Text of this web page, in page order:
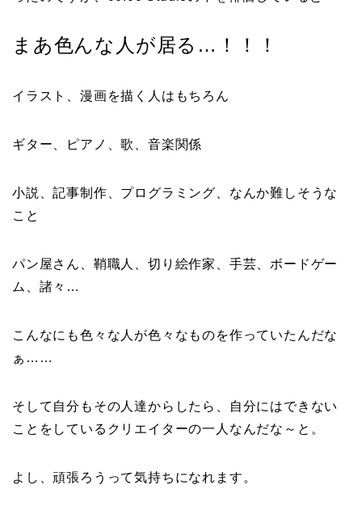
まあ色んな人が居る…！！！
イラスト、漫画を描く人はもちろん
ギター、ピアノ、歌、音楽関係
小説、記事制作、プログラミング、なんか難しそうな
こと
パン屋さん、鞘職人、切り絵作家、手芸、ボードゲー
ム、諸々…
こんなにも色々な人が色々なものを作っていたんだな
ぁ……
そして自分もその人達からしたら、自分にはできない
ことをしているクリエイターの一人なんだな～と。
よし、頑張ろうって気持ちになれます。